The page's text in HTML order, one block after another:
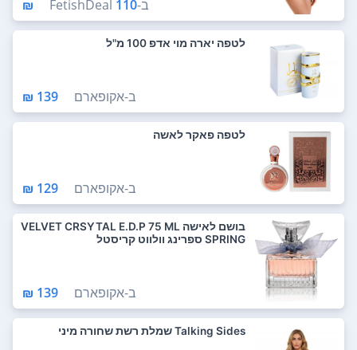
ב- FetishDeal 110 ₪
לטפה יארה מוי אדפ 100 מ"ל
ב-אקופארם 139 ₪
לטפה פאקר לאשה
ב-אקופארם 129 ₪
בושם לאישה VELVET CRSYTAL E.D.P 75 ML
SPRING ספרינג וולווט קריסטל
ב-אקופארם 139 ₪
Talking Sides שמלת רשת שחורה מיני